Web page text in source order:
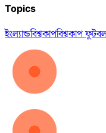
Topics
ইংল্যান্ডবিশ্বকাপবিশ্বকাপ